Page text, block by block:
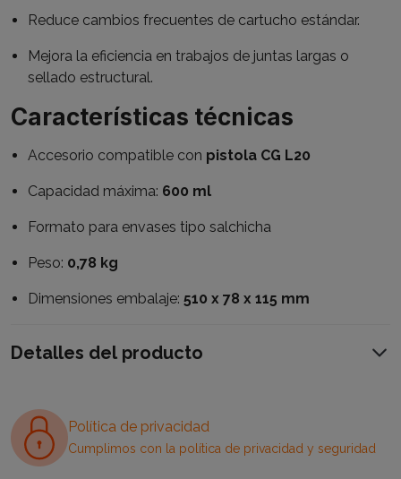
Reduce cambios frecuentes de cartucho estándar.
Mejora la eficiencia en trabajos de juntas largas o
sellado estructural.
Características técnicas
Accesorio compatible con pistola CG L20
Capacidad máxima: 600 ml
Formato para envases tipo salchicha
Peso: 0,78 kg
Dimensiones embalaje:510 x 78 x 115 mm
Detalles del producto
Política de privacidad
Cumplimos con la política de privacidad y seguridad